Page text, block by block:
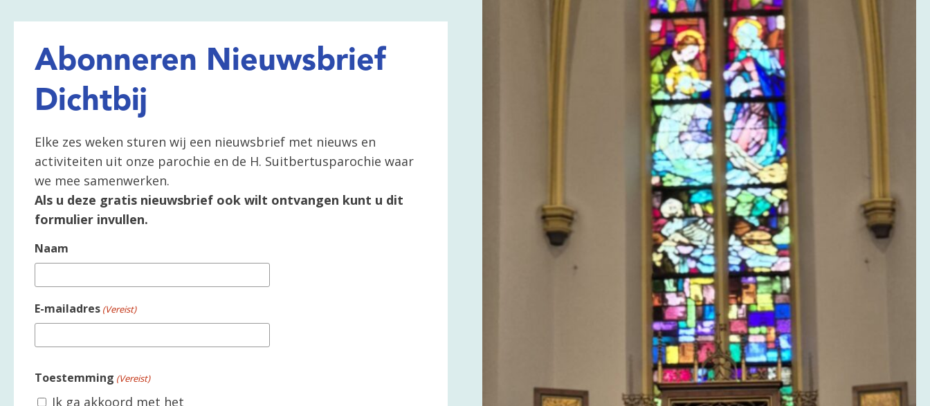
Abonneren Nieuwsbrief
Dichtbij
Elke zes weken sturen wij een nieuwsbrief met nieuws en
activiteiten uit onze parochie en de H. Suitbertusparochie waar
we mee samenwerken.
Als u deze gratis nieuwsbrief ook wilt ontvangen kunt u dit
formulier invullen.
Naam
E-mailadres (Vereist)
Toestemming (Vereist)
Ik ga akkoord met het